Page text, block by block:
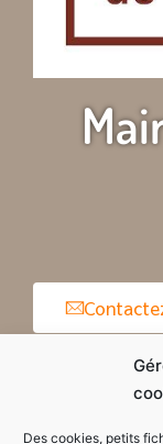
Des cookies, petits